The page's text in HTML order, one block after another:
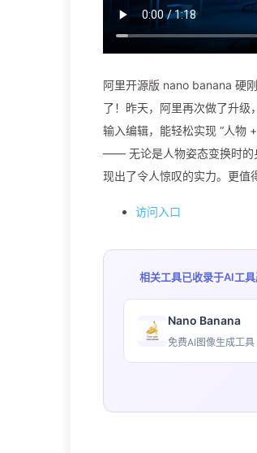
阿里开源版 nano banana 硬
了！昨天，阿里再次做了升
输入编辑，能轻松实现 “人物
—— 无论是人物姿态变换时的
现出了令人惊叹的实力。更
访问入口
相关工具已收录于AI工
Nano Banana
免费AI图像生成工具